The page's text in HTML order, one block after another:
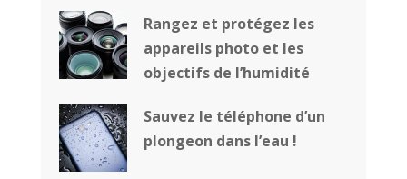
Rangez et protégez les
appareils photo et les
objectifs de l’humidité
Sauvez le téléphone d’un
plongeon dans l’eau !